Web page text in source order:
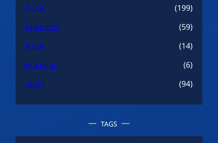
ក.ប.ទ.
(199)
ស.ស.យ.ក.
(59)
អ.ម.ត
(14)
ស.ស.អ.ត.
(6)
ផ្សេងៗ
(94)
TAGS